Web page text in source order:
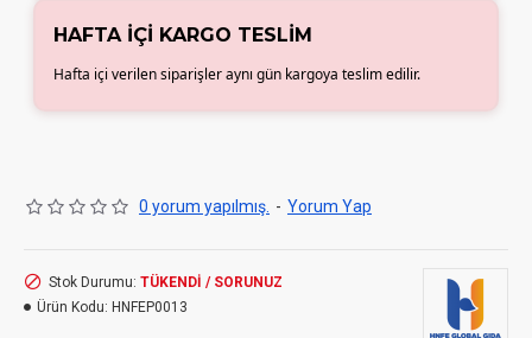
HAFTA İÇI KARGO TESLIM
Hafta içi verilen siparişler aynı gün kargoya teslim edilir.
0 yorum yapılmış. - Yorum Yap
Stok Durumu: TÜKENDİ / SORUNUZ
Ürün Kodu: HNFEP0013